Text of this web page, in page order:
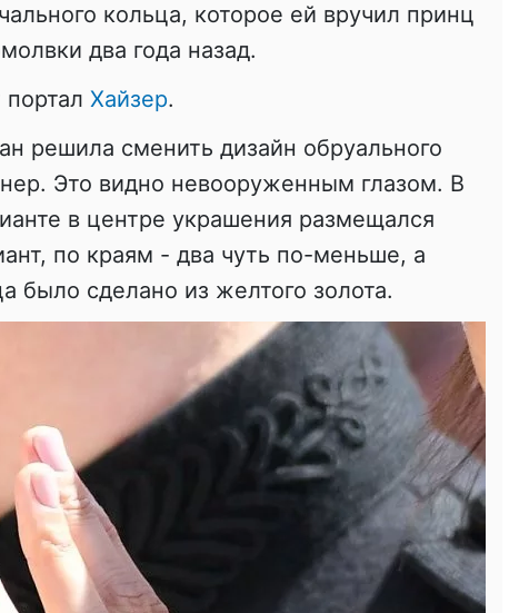
кольца, которое ей вручил принц
два года назад.
Хайзер.
решила сменить дизайн обруального
Это видно невооруженным глазом. В
в центре украшения размещался
по краям - два чуть по-меньше, а
было сделано из желтого золота.